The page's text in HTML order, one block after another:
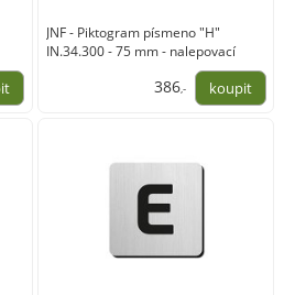
JNF - Piktogram písmeno "H"
IN.34.300 - 75 mm - nalepovací
386,-